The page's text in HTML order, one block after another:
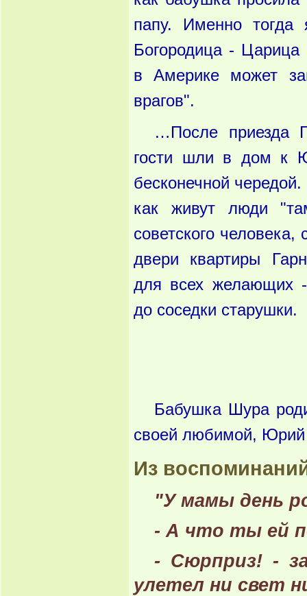
папу. Именно тогда
Богородица -
в Америке может
врагов".
…После приезда
гости шли в дом к
бесконечной
как живут люди
советского
двери квартиры
для всех желающих -
до соседки старушки.
Бабушка Шура
своей любимой, Юрий
Из
"У мамы день
- А что ты ей
- Сюрприз! -
улетел ни свет